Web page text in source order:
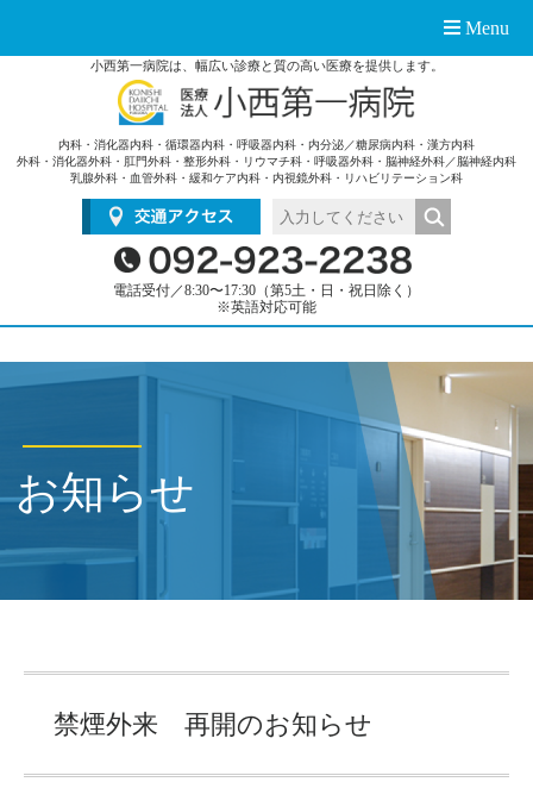
小西第一病院は、幅広い診療と質の高い医療を提供します。
内科・消化器内科・循環器内科・呼吸器内科・内分泌／糖尿病内科・漢方内科
外科・消化器外科・肛門外科・整形外科・リウマチ科・呼吸器外科・脳神経外科／脳神経内科
乳腺外科・血管外科・緩和ケア内科・内視鏡外科・リハビリテーション科
電話受付／8:30〜17:30（第5土・日・祝日除く）
※英語対応可能
Menu
お知らせ
禁煙外来 再開のお知らせ